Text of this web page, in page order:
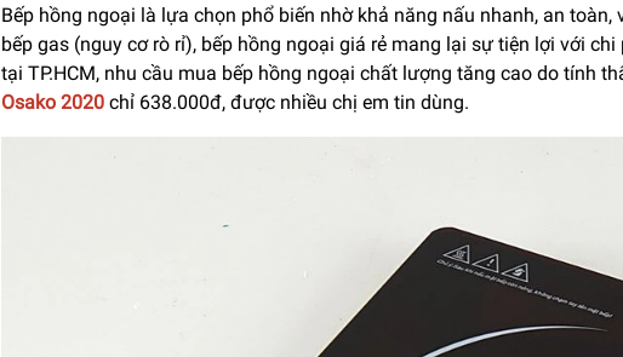
Bếp hồng ngoại là lựa chọn phổ biến nhờ khả năng nấu nhanh, an
bếp gas (nguy cơ rò rỉ), bếp hồng ngoại giá rẻ mang lại sự tiện lợi với
tại TP.HCM, nhu cầu mua bếp hồng ngoại chất lượng tăng cao do tính
Osako 2020 chỉ 638.000đ, được nhiều chị em tin dùng.